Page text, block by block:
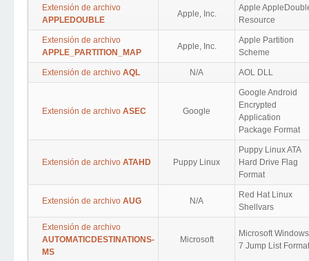
Extensión de archivo
APPLEDOUBLE
Apple, Inc.
Apple
Resource
Extensión de archivo
APPLE_PARTITION_MAP
Apple, Inc.
Apple Partition
Scheme
Extensión de archivo AQL N/A AOL DLL
Extensión de archivo ASEC Google
Google Android
Encrypted
Application
Package Format
Extensión de archivo ATAHD Puppy Linux
Puppy Linux ATA
Hard Drive Flag
Format
Extensión de archivo AUG N/A
Red Hat Linux
Shellvars
Extensión de archivo
AUTOMATICDESTINATIONS-
MS
Microsoft
Microsoft Windows
7 Jump List Format